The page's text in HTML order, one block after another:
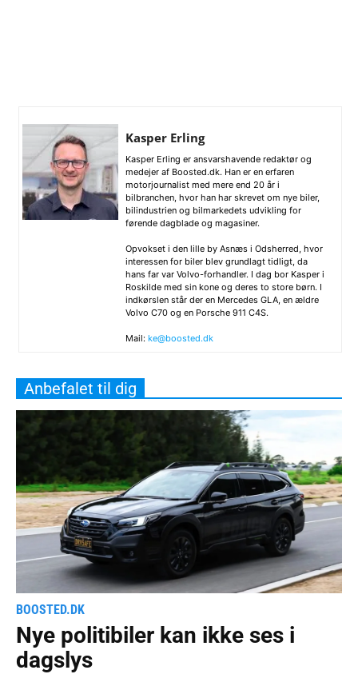
Kasper Erling
Kasper Erling er ansvarshavende redaktør og
medejer af Boosted.dk. Han er en erfaren
motorjournalist med mere end 20 år i
bilbranchen, hvor han har skrevet om nye biler,
bilindustrien og bilmarkedets udvikling for
førende dagblade og magasiner.
Opvokset i den lille by Asnæs i Odsherred, hvor
interessen for biler blev grundlagt tidligt, da
hans far var Volvo-forhandler. I dag bor Kasper i
Roskilde med sin kone og deres to store børn. I
indkørslen står der en Mercedes GLA, en ældre
Volvo C70 og en Porsche 911 C4S.
Mail: ke@boosted.dk